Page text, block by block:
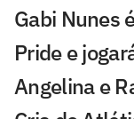
Gabi Nunes
Pride e
Angelina e